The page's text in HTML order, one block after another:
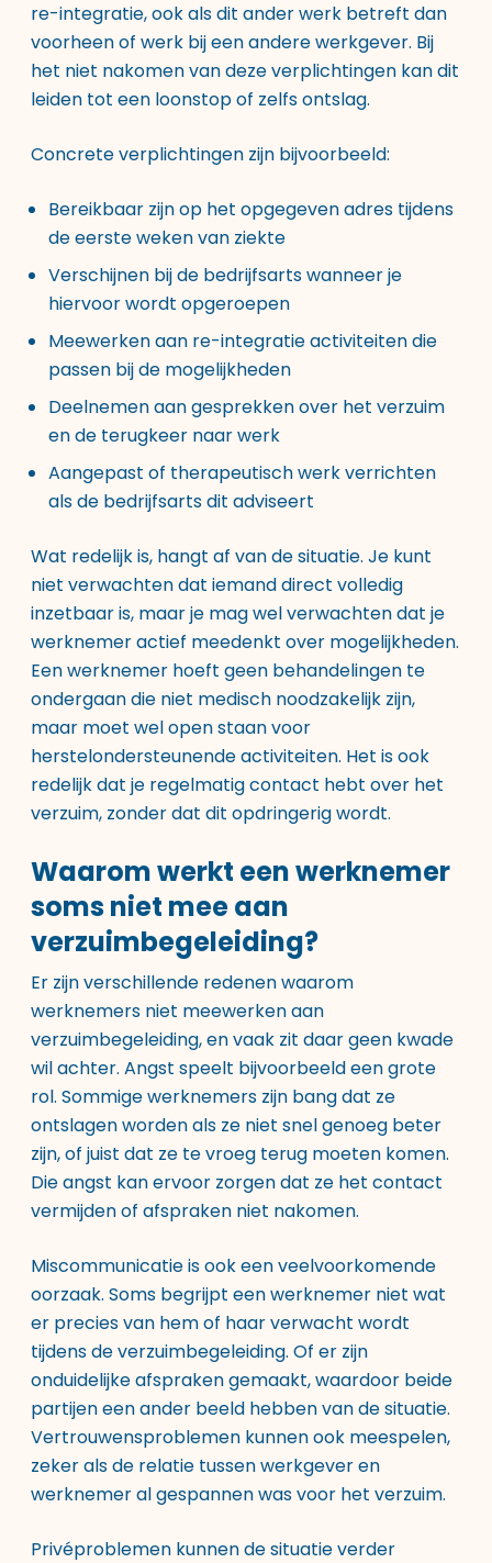
re-integratie, ook als dit ander werk betreft dan
voorheen of werk bij een andere werkgever. Bij
het niet nakomen van deze verplichtingen kan dit
leiden tot een loonstop of zelfs ontslag.
Concrete verplichtingen zijn bijvoorbeeld:
Bereikbaar zijn op het opgegeven adres tijdens
de eerste weken van ziekte
Verschijnen bij de bedrijfsarts wanneer je
hiervoor wordt opgeroepen
Meewerken aan re-integratie activiteiten die
passen bij de mogelijkheden
Deelnemen aan gesprekken over het verzuim
en de terugkeer naar werk
Aangepast of therapeutisch werk verrichten
als de bedrijfsarts dit adviseert
Wat redelijk is, hangt af van de situatie. Je kunt
niet verwachten dat iemand direct volledig
inzetbaar is, maar je mag wel verwachten dat je
werknemer actief meedenkt over mogelijkheden.
Een werknemer hoeft geen behandelingen te
ondergaan die niet medisch noodzakelijk zijn,
maar moet wel open staan voor
herstelondersteunende activiteiten. Het is ook
redelijk dat je regelmatig contact hebt over het
verzuim, zonder dat dit opdringerig wordt.
Waarom werkt een werknemer
soms niet mee aan
verzuimbegeleiding?
Er zijn verschillende redenen waarom
werknemers niet meewerken aan
verzuimbegeleiding, en vaak zit daar geen kwade
wil achter. Angst speelt bijvoorbeeld een grote
rol. Sommige werknemers zijn bang dat ze
ontslagen worden als ze niet snel genoeg beter
zijn, of juist dat ze te vroeg terug moeten komen.
Die angst kan ervoor zorgen dat ze het contact
vermijden of afspraken niet nakomen.
Miscommunicatie is ook een veelvoorkomende
oorzaak. Soms begrijpt een werknemer niet wat
er precies van hem of haar verwacht wordt
tijdens de verzuimbegeleiding. Of er zijn
onduidelijke afspraken gemaakt, waardoor beide
partijen een ander beeld hebben van de situatie.
Vertrouwensproblemen kunnen ook meespelen,
zeker als de relatie tussen werkgever en
werknemer al gespannen was voor het verzuim.
Privéproblemen kunnen de situatie verder